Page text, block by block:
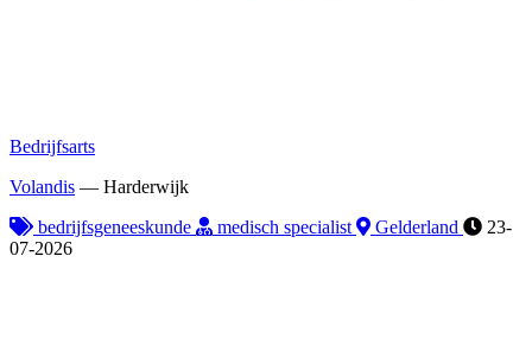
Bedrijfsarts
Volandis — Harderwijk
bedrijfsgeneeskunde
medisch specialist Gelderland
23-
07-2026